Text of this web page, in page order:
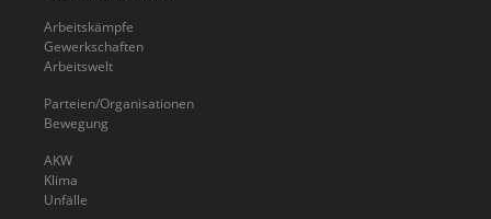
Arbeitskämpfe
Gewerkschaften
Arbeitswelt
Parteien/Organisationen
Bewegung
AKW
Klima
Unfälle